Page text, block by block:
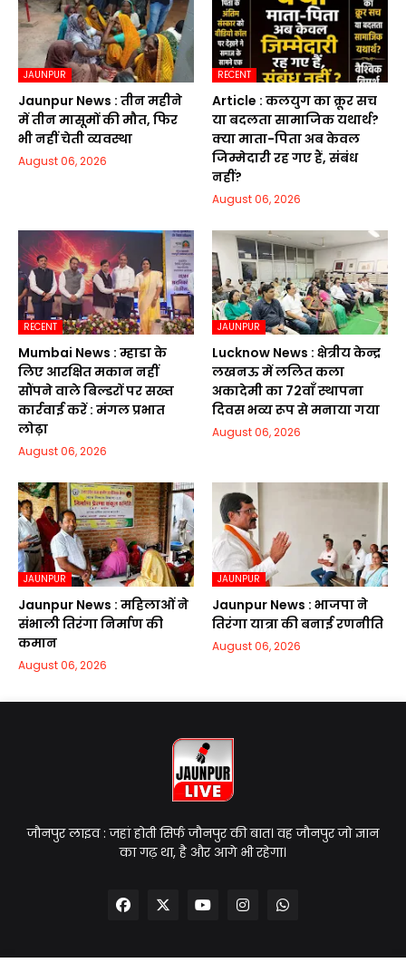
JAUNPUR
Jaunpur News : तीन महीने
में तीन मासूमों की मौत, फिर
भी नहीं चेती व्यवस्था
August 06, 2026
RECENT
Article : कलयुग का क्रूर सच
या बदलता सामाजिक यथार्थ?
क्या माता-पिता अब केवल
जिम्मेदारी रह गए हैं, संबंध
नहीं?
August 06, 2026
RECENT
Mumbai News : म्हाडा के
लिए आरक्षित मकान नहीं
सौंपने वाले बिल्डरों पर सख्त
कार्रवाई करें : मंगल प्रभात
लोढ़ा
August 06, 2026
JAUNPUR
Lucknow News : क्षेत्रीय केन्द्र
लखनऊ में ललित कला
अकादेमी का 72वाॅं स्थापना
दिवस भव्य रूप से मनाया गया
August 06, 2026
JAUNPUR
Jaunpur News : महिलाओं ने
संभाली तिरंगा निर्माण की
कमान
August 06, 2026
JAUNPUR
Jaunpur News : भाजपा ने
तिरंगा यात्रा की बनाई रणनीति
August 06, 2026
जौनपुर लाइव : जहां होती सिर्फ जौनपुर की बात। वह जौनपुर जो ज्ञान
का गढ़ था, है और आगे भी रहेगा।